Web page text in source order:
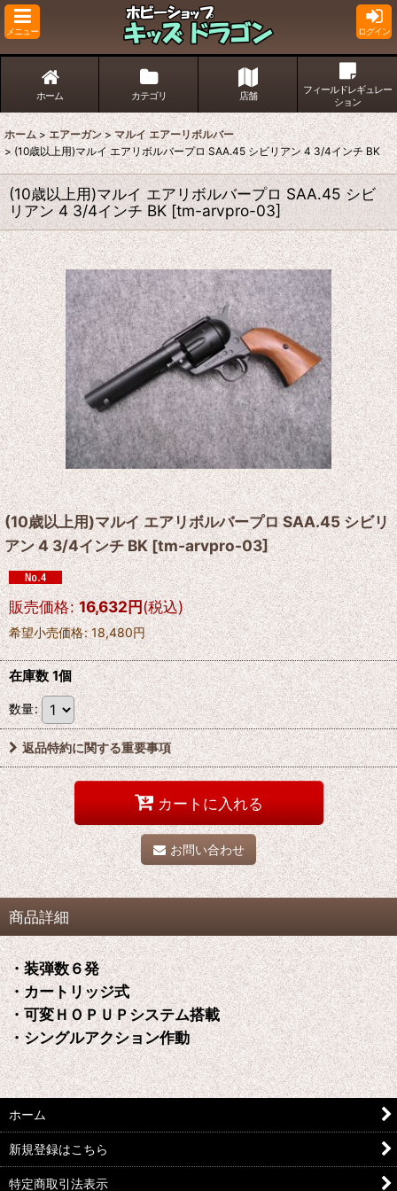
メニュー ログイン
ホーム カテゴリ 店舗
フィールドレギュレー
ション
ホーム > エアーガン > マルイ エアーリボルバー
> (10歳以上用)マルイ エアリボルバープロ SAA.45 シビリアン 4 3/4インチ BK
(10歳以上用)マルイ エアリボルバープロ SAA.45 シビ
リアン 4 3/4インチ BK [tm-arvpro-03]
(10歳以上用)マルイ エアリボルバープロ SAA.45 シビリ
アン 4 3/4インチ BK[tm-arvpro-03]
販売価格: 16,632円(税込)
希望小売価格: 18,480円
在庫数 1個
数量:
返品特約に関する重要事項
カートに入れる
お問い合わせ
商品詳細
・装弾数６発
・カートリッジ式
・可変ＨＯＰＵＰシステム搭載
・シングルアクション作動
ホーム
新規登録はこちら
特定商取引法表示